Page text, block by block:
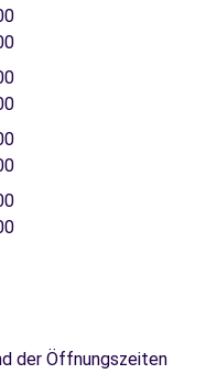
der Öffnungszeiten